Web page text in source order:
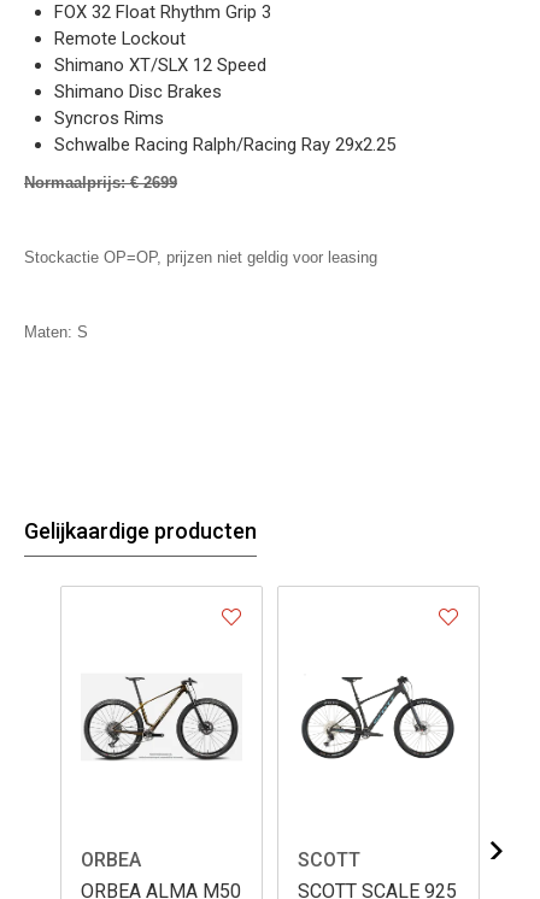
FOX 32 Float Rhythm Grip 3
Remote Lockout
Shimano XT/SLX 12 Speed
Shimano Disc Brakes
Syncros Rims
Schwalbe Racing Ralph/Racing Ray 29x2.25
Normaalprijs: € 2699
Stockactie OP=OP, prijzen niet geldig voor leasing
Maten: S
Gelijkaardige producten
ORBEA
ORBEA ALMA M50
SCOTT
SCOTT SCALE 925